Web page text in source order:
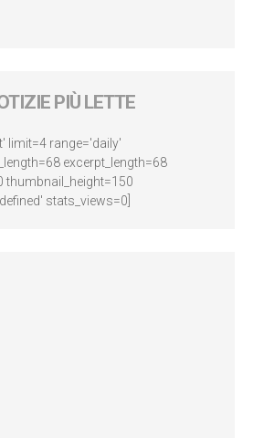
PIÙ LETTE
limit=4 range='daily'
excerpt_length=68
thumbnail_height=150
stats_views=0]